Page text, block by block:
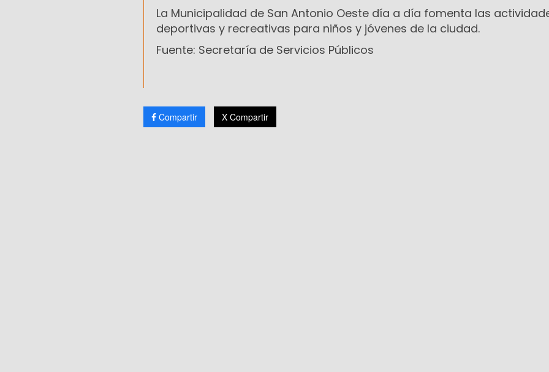
La Municipalidad de San Antonio Oeste día a día fomenta las
deportivas y recreativas para niños y jóvenes de la ciudad.
Fuente: Secretaría de Servicios Públicos
Compartir X Compartir